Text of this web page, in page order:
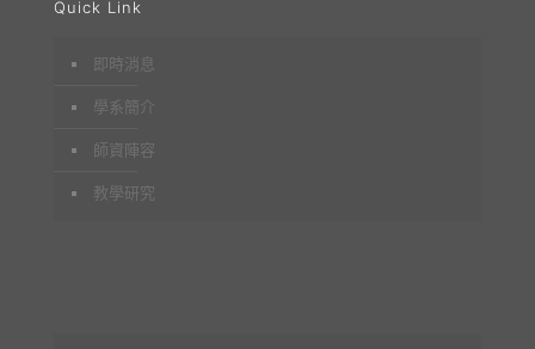
Quick Link
即時消息
學系簡介
師資陣容
教學研究